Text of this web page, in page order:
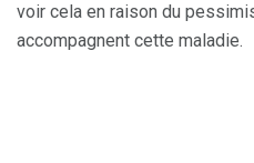
voir cela en raison du
accompagnent cette maladie.